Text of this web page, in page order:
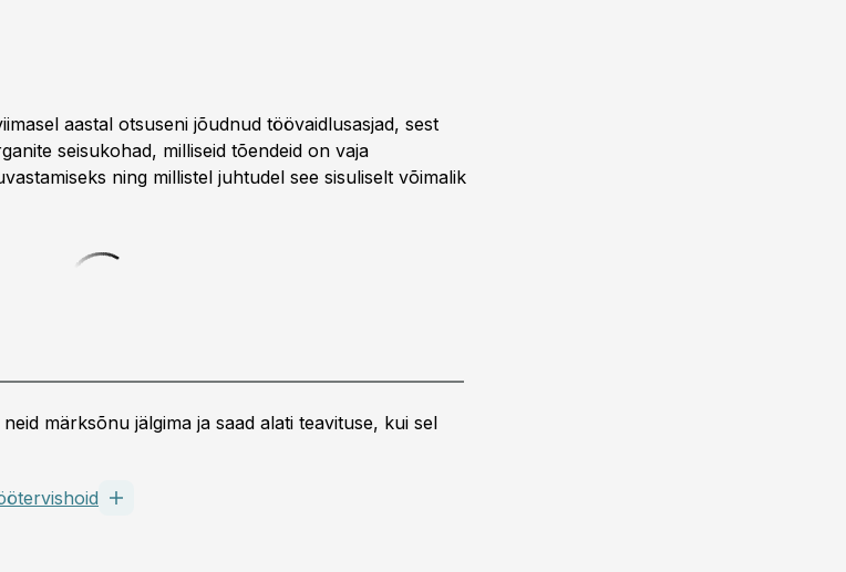
aastal otsuseni jõudnud töövaidlusasjad, sest
seisukohad, milliseid tõendeid on vaja
ning millistel juhtudel see sisuliselt võimalik
märksõnu jälgima ja saad alati teavituse, kui sel